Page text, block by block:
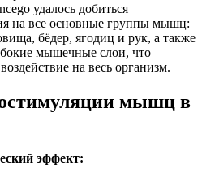
удалось добиться
на все основные группы мышц:
бёдер, ягодиц и рук, а также
мышечные слои, что
на весь организм.
мышц в
эффект: